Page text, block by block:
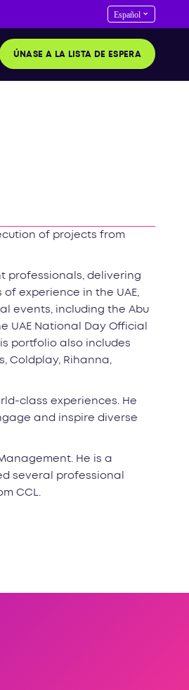
ÚNASE A LA LISTA DE ESPERA
of projects from
professionals, delivering
experience in the UAE,
events, including the Abu
UAE National Day Official
portfolio also includes
Coldplay, Rihanna,
class experiences. He
and inspire diverse
He is a
several professional
CCL.